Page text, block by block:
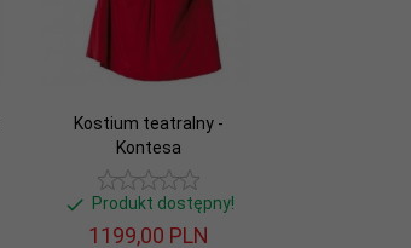
Kostium teatralny -
Kontesa
Produkt dostępny!
1199,00 PLN